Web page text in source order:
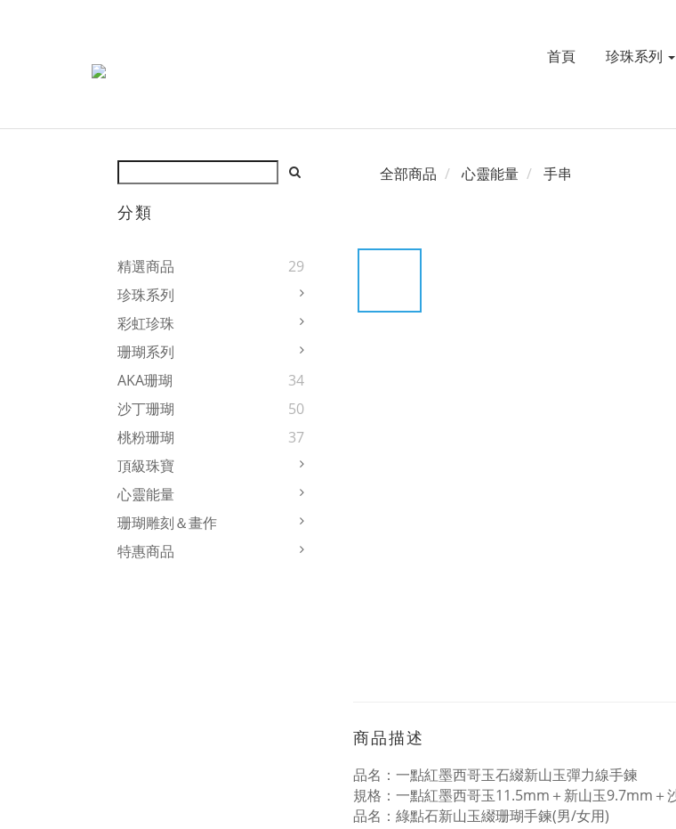
首頁 珍珠系列
分類
精選商品
29
珍珠系列
彩虹珍珠
珊瑚系列
AKA珊瑚
34
沙丁珊瑚
50
桃粉珊瑚
37
頂級珠寶
心靈能量
珊瑚雕刻＆畫作
特惠商品
全部商品 心靈能量 手串
商品描述
品名：一點紅墨西哥玉石綴新山玉彈力線手鍊
規格：一點紅墨西哥玉11.5mm ＋新山玉9.7mm ＋
品名：綠點石新山玉綴珊瑚手鍊(男/女用)